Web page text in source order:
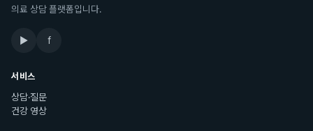
의료 상담 플랫폼입니다.
▶ f
서비스
상담·질문
건강 영상